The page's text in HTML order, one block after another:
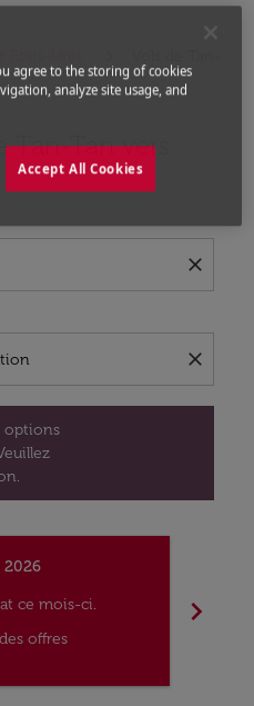
Tan-Tan vers
close
close
options
options populaires
ce mois-ci.
offres
chevron_right
agree to the storing of cookies
analyze site usage, and
Accept All Cookies